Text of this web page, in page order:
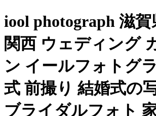
iool photograph 滋
関西 ウェディング
ン イールフォトグ
式 前撮り 結婚式の
ブライダルフォト